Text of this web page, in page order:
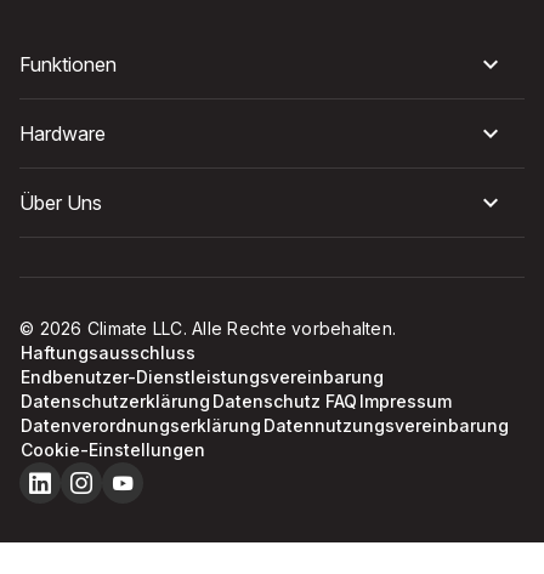
Funktionen
Hardware
Über Uns
© 2026 Climate LLC. Alle Rechte vorbehalten.
Haftungsausschluss
Endbenutzer-Dienstleistungsvereinbarung
Datenschutzerklärung Datenschutz FAQ Impressum
Datenverordnungserklärung Datennutzungsvereinbarung
Cookie-Einstellungen